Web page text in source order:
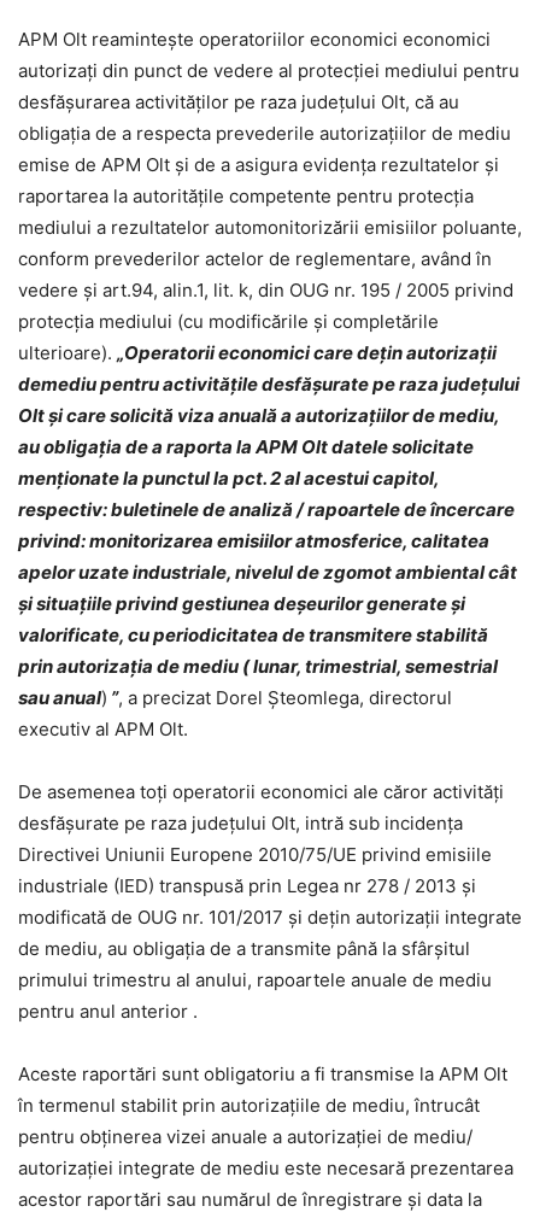
APM Olt reamintește operatoriilor economici economici
autorizaţi din punct de vedere al protecţiei mediului pentru
desfăşurarea activităţilor pe raza judeţului Olt, că au
obligaţia de a respecta prevederile autorizaţiilor de mediu
emise de APM Olt și de a asigura evidenţa rezultatelor şi
raportarea la autorităţile competente pentru protecţia
mediului a rezultatelor automonitorizării emisiilor poluante,
conform prevederilor actelor de reglementare, având în
vedere și art.94, alin.1, lit. k, din OUG nr. 195 / 2005 privind
protecția mediului (cu modificările și completările
ulterioare). „Operatorii economici care deţin autorizaţii
demediu pentru activităţile desfăşurate pe raza judeţului
Olt și care solicită viza anuală a autorizațiilor de mediu,
au obligaţia de a raporta la APM Olt datele solicitate
menţionate la punctul la pct. 2 al acestui capitol,
respectiv: buletinele de analiză / rapoartele de încercare
privind: monitorizarea emisiilor atmosferice, calitatea
apelor uzate industriale, nivelul de zgomot ambiental cât
şi situaţiile privind gestiunea deşeurilor generate şi
valorificate, cu periodicitatea de transmitere stabilită
prin autorizaţia de mediu ( lunar, trimestrial, semestrial
sau anual) ”, a precizat Dorel Șteomlega, directorul
executiv al APM Olt.
De asemenea toți operatorii economici ale căror activități
desfășurate pe raza județului Olt, intră sub incidența
Directivei Uniunii Europene 2010/75/UE privind emisiile
industriale (IED) transpusă prin Legea nr 278 / 2013 și
modificată de OUG nr. 101/2017 și dețin autorizații integrate
de mediu, au obligația de a transmite până la sfârșitul
primului trimestru al anului, rapoartele anuale de mediu
pentru anul anterior .
Aceste raportări sunt obligatoriu a fi transmise la APM Olt
în termenul stabilit prin autorizațiile de mediu, întrucât
pentru obținerea vizei anuale a autorizației de mediu/
autorizației integrate de mediu este necesară prezentarea
acestor raportări sau numărul de înregistrare și data la